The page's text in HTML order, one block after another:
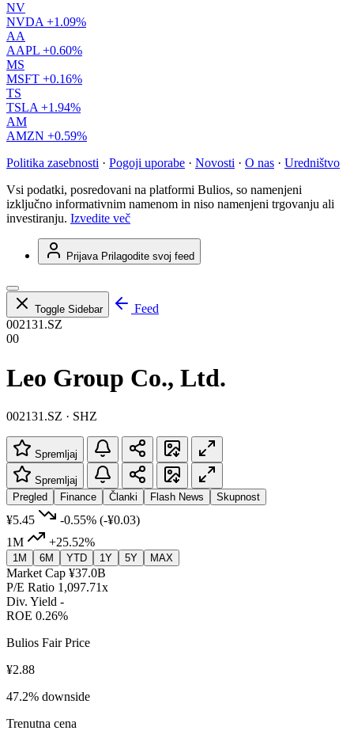
NV
NVDA +1.09%
AA
AAPL +0.60%
MS
MSFT +0.16%
TS
TSLA +1.94%
AM
AMZN +0.59%
Politika zasebnosti · Pogoji uporabe · Novosti · O nas · Uredništvo
Vsi podatki, posredovani na platformi Bulios, so namenjeni
izključno informativnim namenom in niso namenjeni trgovanju ali
investiranju. Izvedite več
Prijava Prilagodite svoj feed
Toggle Sidebar
Feed
002131.SZ
00
Leo Group Co., Ltd.
002131.SZ · SHZ
Spremljaj
Spremljaj
Pregled
Finance Članki Flash News Skupnost
¥5.45 -0.55% (-¥0.03)
1M
+25.52%
1M 6M YTD 1Y 5Y MAX
Market Cap ¥37.0B
P/E Ratio 1,097.71x
Div. Yield -
ROE 0.26%
Bulios Fair Price
¥2.88
47.2% downside
Trenutna cena